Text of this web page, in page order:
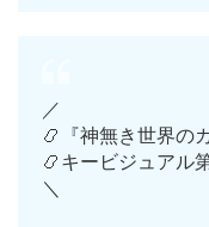
／
📿『神無き世界の
📿キービジュアル第1
＼